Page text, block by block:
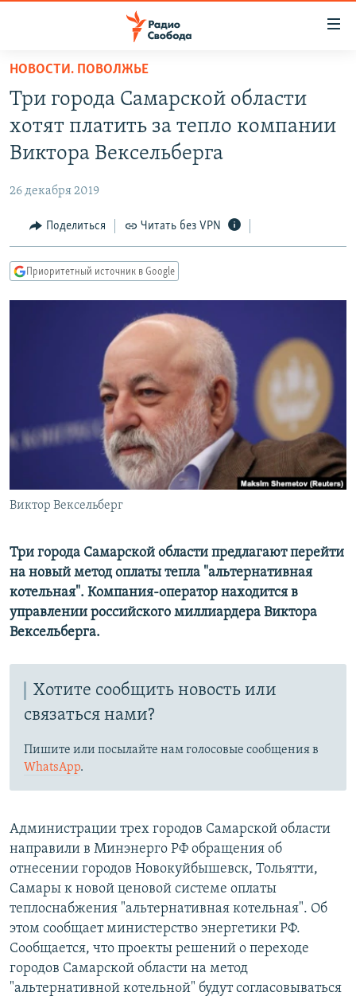
упрощенного
доступа
основному
Вернутся
Вернутся
ПОДКАСТЫ
АВТОРСКИЕ ПРОЕКТЫ
МНЕНИЯ
КУЛЬТУРА
КАВКАЗ.РЕАЛИИ
СИБИРЬ.РЕАЛИИ
РАСПИСАНИЕ ВЕЩАНИЯ
ПОДПИШИТЕСЬ НА РАССЫЛКУ
СОЦИАЛЬНЫЕ СЕТИ
Все сайты РСЕ/РС
НОВОСТИ. ПОВОЛЖЬЕ
Три города Самарской области
хотят платить за тепло компании
Виктора Вексельберга
26 декабря 2019
Поделиться Читать без VPN
Приоритетный источник в Google
Виктор Вексельберг
Три города Самарской области предлагают перейти
на новый метод оплаты тепла "альтернативная
котельная". Компания-оператор находится в
управлении российского миллиардера Виктора
Вексельберга.
Хотите сообщить новость или
связаться нами?
Пишите или посылайте нам голосовые сообщения в
WhatsApp.
Администрации трех городов Самарской области
направили в Минэнерго РФ обращения об
отнесении городов Новокуйбышевск, Тольятти,
Самары к новой ценовой системе оплаты
теплоснабжения "альтернативная котельная". Об
этом сообщает министерство энергетики РФ.
Сообщается, что проекты решений о переходе
городов Самарской области на метод
"альтернативной котельной" будут согласовываться